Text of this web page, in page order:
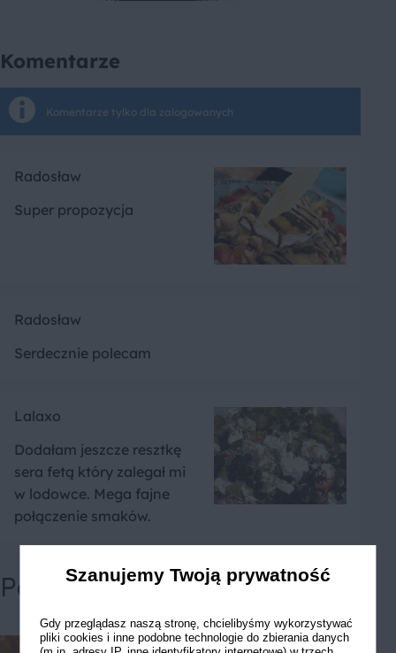
Komentarze
Komentarze tylko dla zalogowanych
Radosław
Super propozycja
Radosław
Serdecznie polecam
Lalaxo
Dodałam jeszcze resztkę
sera fetą który zalegał mi
w lodowce. Mega fajne
połączenie smaków.
Powiązane przepisy
Szanujemy Twoją prywatność
Gdy przeglądasz naszą stronę, chcielibyśmy wykorzystywać
pliki cookies i inne podobne technologie do zbierania danych